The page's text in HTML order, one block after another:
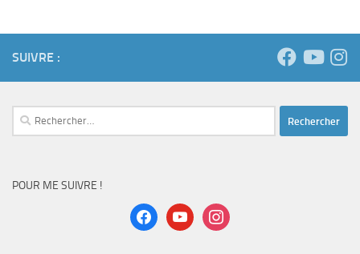
SUIVRE :
Rechercher :
POUR ME SUIVRE !
facebookyoutubeinstagram